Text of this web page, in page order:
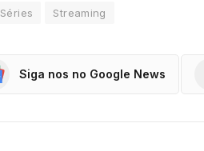
Séries Streaming
Siga nos no Google News